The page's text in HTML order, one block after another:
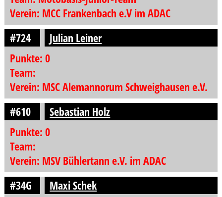
Verein: MCC Frankenbach e.V im ADAC
#724
Julian Leiner
Punkte: 0
Team:
Verein: MSC Alemannorum Schweighausen e.V.
#610
Sebastian Holz
Punkte: 0
Team:
Verein: MSV Bühlertann e.V. im ADAC
#34G
Maxi Schek